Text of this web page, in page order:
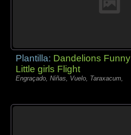
Plantilla: Dandelions Funny
Little girls Flight
Engraçado, Niñas, Vuelo, Taraxacum,